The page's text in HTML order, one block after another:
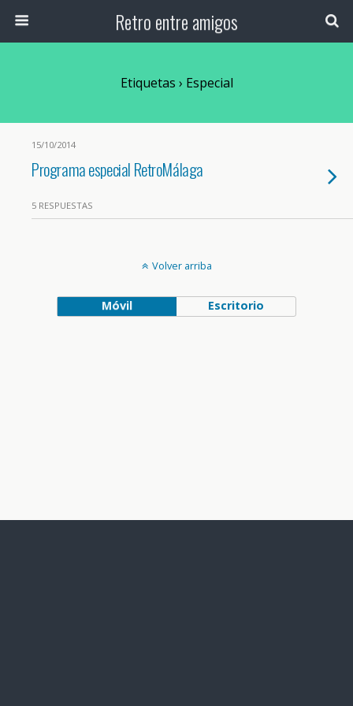
Retro entre amigos
Etiquetas › Especial
15/10/2014
Programa especial RetroMálaga
5 RESPUESTAS
Volver arriba
Móvil Escritorio